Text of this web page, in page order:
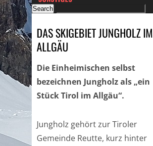
DAS SKIGEBIET JUNGHOLZ IM
ALLGÄU
Die Einheimischen selbst
bezeichnen Jungholz als „ein
Stück Tirol im Allgäu“.
Jungholz gehört zur Tiroler
Gemeinde Reutte, kurz hinter